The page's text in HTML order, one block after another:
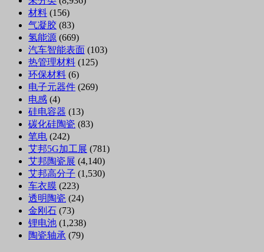
材料 (156)
气凝胶 (83)
氢能源 (669)
汽车智能表面 (103)
热管理材料 (125)
环保材料 (6)
电子元器件 (269)
电感 (4)
硅电容器 (13)
碳化硅陶瓷 (83)
笔电 (242)
艾邦5G加工展 (781)
艾邦陶瓷展 (4,140)
艾邦高分子 (1,530)
车衣膜 (223)
透明陶瓷 (24)
金刚石 (73)
锂电池 (1,238)
陶瓷轴承 (79)